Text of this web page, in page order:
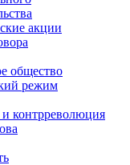
акции
общество
режим
контрреволюция